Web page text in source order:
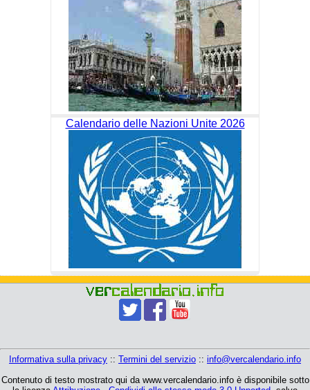
Calendario delle Nazioni Unite 2026
Informativa sulla privacy :: Termini del servizio :: info@vercalendario.info
Contenuto di testo mostrato qui da www.vercalendario.info è disponibile sotto